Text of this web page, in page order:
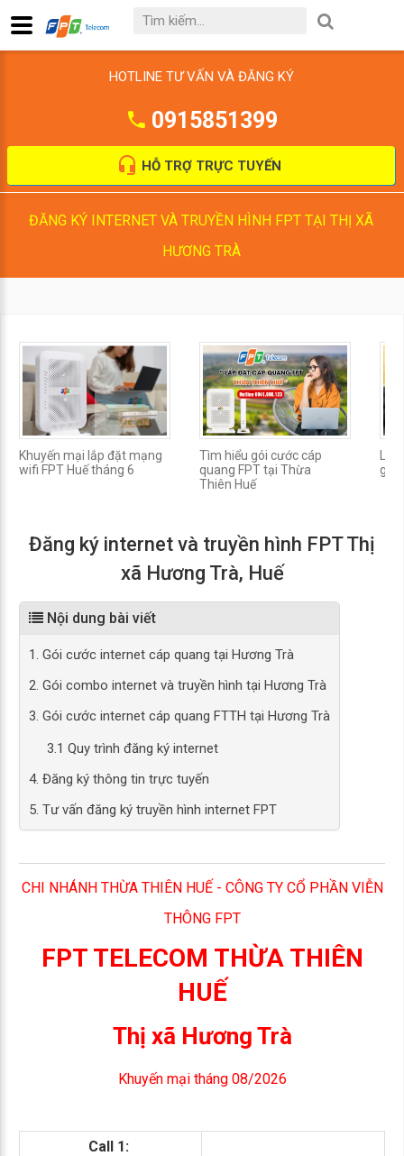
HOTLINE TƯ VẤN VÀ ĐĂNG KÝ
0915851399
HỖ TRỢ TRỰC TUYẾN
ĐĂNG KÝ INTERNET VÀ TRUYỀN HÌNH FPT TẠI THỊ XÃ
HƯƠNG TRÀ
Khuyến mại lắp đặt mạng
wifi FPT Huế tháng 6
Tìm hiểu gói cước cáp
quang FPT tại Thừa
Thiên Huế
gói
Đăng ký internet và truyền hình FPT Thị
xã Hương Trà, Huế
Nội dung bài viết
1. Gói cước internet cáp quang tại Hương Trà
2. Gói combo internet và truyền hình tại Hương Trà
3. Gói cước internet cáp quang FTTH tại Hương Trà
3.1 Quy trình đăng ký internet
4. Đăng ký thông tin trực tuyến
5. Tư vấn đăng ký truyền hình internet FPT
CHI NHÁNH THỪA THIÊN HUẾ - CÔNG TY CỔ PHẦN VIỄN
THÔNG FPT
FPT TELECOM THỪA THIÊN
HUẾ
Thị xã Hương Trà
Khuyến mại tháng 08/2026
Call 1: